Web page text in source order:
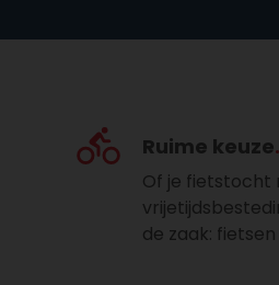
Ruime keuze
Of je fietstocht
de zaak: